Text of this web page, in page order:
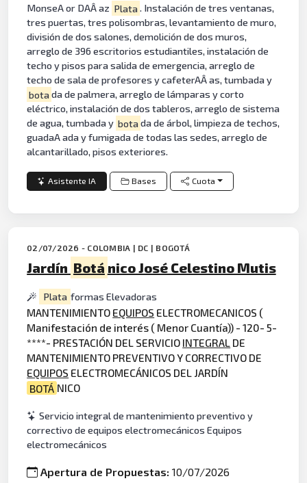
MonseA or DAÂ az Plata. Instalación de tres ventanas,
tres puertas, tres polisombras, levantamiento de muro,
división de dos salones, demolición de dos muros,
arreglo de 396 escritorios estudiantiles, instalación de
techo y pisos para salida de emergencia, arreglo de
techo de sala de profesores y cafeterAÂ as, tumbada y
botada de palmera, arreglo de lámparas y corto
eléctrico, instalación de dos tableros, arreglo de sistema
de agua, tumbada y botada de árbol, limpieza de techos,
guadaA ada y fumigada de todas las sedes, arreglo de
alcantarillado, pisos exteriores.
Asistente IA Bases Cuota
02/07/2026 - COLOMBIA | DC | BOGOTÁ
Jardín Botá nico José Celestino Mutis
Plata formas Elevadoras
MANTENIMIENTO EQUIPOS ELECTROMECANICOS (
Manifestación de interés ( Menor Cuantía)) - 120- 5-
****- PRESTACIÓN DEL SERVICIO INTEGRAL DE
MANTENIMIENTO PREVENTIVO Y CORRECTIVO DE
EQUIPOS ELECTROMECÁNICOS DEL JARDÍN
BOTÁ NICO
Servicio integral de mantenimiento preventivo y
correctivo de equipos electromecánicos Equipos
electromecánicos
Apertura de Propuestas:10/07/2026